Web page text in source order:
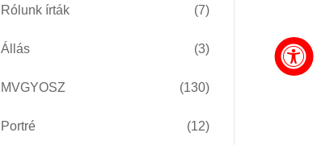
Rólunk írták (7)
Állás (3)
MVGYOSZ (130)
Portré (12)